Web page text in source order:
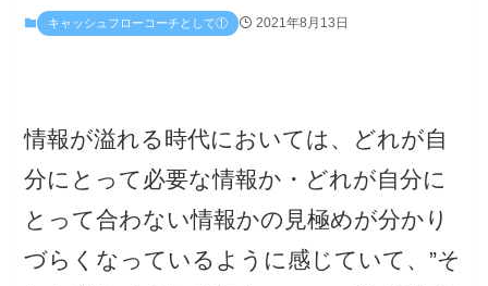
キャッシュフローコーチとして① 2021年8月13日
情報が溢れる時代においては、どれが自
分にとって必要な情報か・どれが自分に
とって合わない情報かの見極めが分かり
づらくなっているように感じていて、”そ